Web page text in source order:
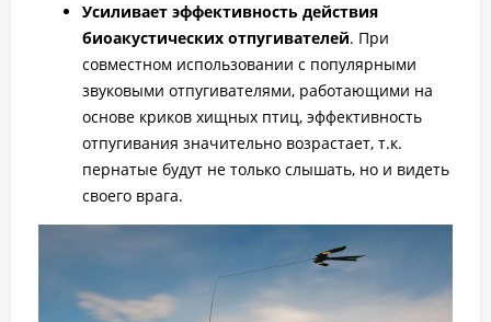
Усиливает эффективность действия
биоакустических отпугивателей. При
совместном использовании с популярными
звуковыми отпугивателями, работающими на
основе криков хищных птиц, эффективность
отпугивания значительно возрастает, т.к.
пернатые будут не только слышать, но и видеть
своего врага.